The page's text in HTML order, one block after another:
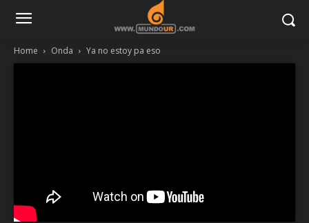
Home Onda Ya no estoy pa eso